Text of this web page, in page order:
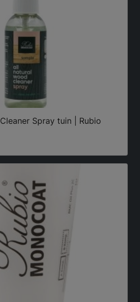
Spray tuin | Rubio